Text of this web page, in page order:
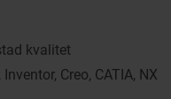
kvalitet
Creo, CATIA, NX